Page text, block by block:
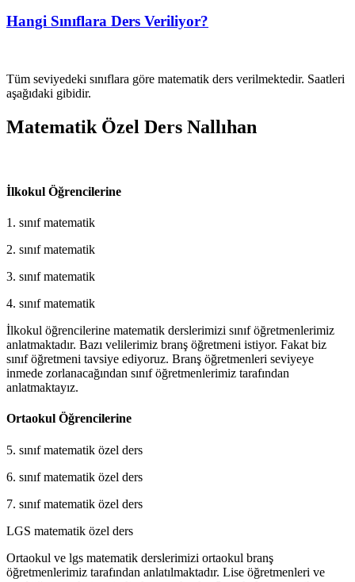
Hangi Sınıflara Ders Veriliyor?
Tüm seviyedeki sınıflara göre matematik ders verilmektedir. Saatleri
aşağıdaki gibidir.
Matematik Özel Ders Nallıhan
İlkokul Öğrencilerine
1. sınıf matematik
2. sınıf matematik
3. sınıf matematik
4. sınıf matematik
İlkokul öğrencilerine matematik derslerimizi sınıf öğretmenlerimiz
anlatmaktadır. Bazı velilerimiz branş öğretmeni istiyor. Fakat biz
sınıf öğretmeni tavsiye ediyoruz. Branş öğretmenleri seviyeye
inmede zorlanacağından sınıf öğretmenlerimiz tarafından
anlatmaktayız.
Ortaokul Öğrencilerine
5. sınıf matematik özel ders
6. sınıf matematik özel ders
7. sınıf matematik özel ders
LGS matematik özel ders
Ortaokul ve lgs matematik derslerimizi ortaokul branş
öğretmenlerimiz tarafından anlatılmaktadır. Lise öğretmenleri ve